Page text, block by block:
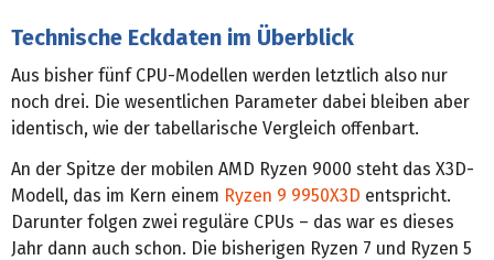
Technische Eckdaten im Überblick
Aus bisher fünf CPU-Modellen werden letztlich also nur
noch drei. Die wesentlichen Parameter dabei bleiben aber
identisch, wie der tabellarische Vergleich offenbart.
An der Spitze der mobilen AMD Ryzen 9000 steht das X3D-
Modell, das im Kern einem Ryzen 9 9950X3D entspricht.
Darunter folgen zwei reguläre CPUs – das war es dieses
Jahr dann auch schon. Die bisherigen Ryzen 7 und Ryzen 5